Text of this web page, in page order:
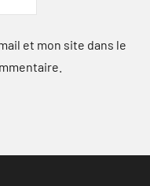
et mon site dans le